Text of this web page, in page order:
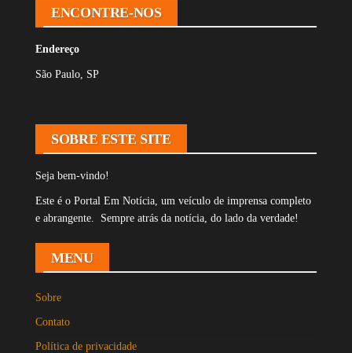
ENCONTRE-NOS
Endereço
São Paulo, SP
SOBRE ESTE SITE
Seja bem-vindo!
Este é o Portal Em Notícia, um veículo de imprensa completo
e abrangente. Sempre atrás da notícia, do lado da verdade!
MENU
Sobre
Contato
Política de privacidade